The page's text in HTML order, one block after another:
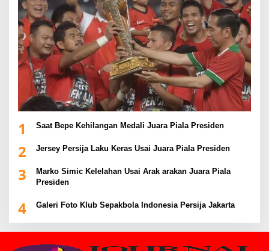
1 Saat Bepe Kehilangan Medali Juara Piala Presiden
2 Jersey Persija Laku Keras Usai Juara Piala Presiden
3
Marko Simic Kelelahan Usai Arak arakan Juara Piala
Presiden
4 Galeri Foto Klub Sepakbola Indonesia Persija Jakarta